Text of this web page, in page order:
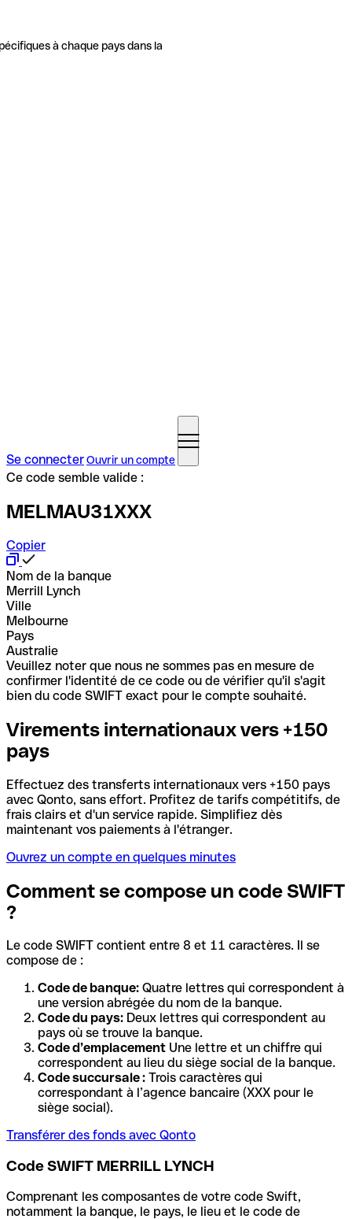
à chaque pays dans la
Se connecterOuvrir un compte
Ce code semble valide :
MELMAU31XXX
Copier
Nom de la banque
Merrill Lynch
Ville
Melbourne
Pays
Australie
Veuillez noter que nous ne sommes pas en mesure de
confirmer l'identité de ce code ou de vérifier qu'il s'agit
bien du code SWIFT exact pour le compte souhaité.
Virements internationaux vers +150
pays
Effectuez des transferts internationaux vers +150 pays
avec Qonto, sans effort. Profitez de tarifs compétitifs, de
frais clairs et d'un service rapide. Simplifiez dès
maintenant vos paiements à l'étranger.
Ouvrez un compte en quelques minutes
Comment se compose un code SWIFT
?
Le code SWIFT contient entre 8 et 11 caractères. Il se
compose de :
Code de banque: Quatre lettres qui correspondent à
une version abrégée du nom de la banque.
Code du pays: Deux lettres qui correspondent au
pays où se trouve la banque.
Code d’emplacement Une lettre et un chiffre qui
correspondent au lieu du siège social de la banque.
Code succursale : Trois caractères qui
correspondant à l’agence bancaire (XXX pour le
siège social).
Transférer des fonds avec Qonto
Code SWIFT MERRILL LYNCH
Comprenant les composantes de votre code Swift,
notamment la banque, le pays, le lieu et le code de